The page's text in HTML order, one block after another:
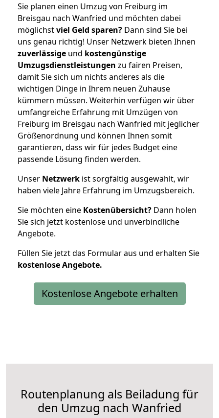
Sie planen einen Umzug von Freiburg im
Breisgau nach Wanfried und möchten dabei
möglichstviel Geld sparen? Dann sind Sie bei
uns genau richtig! Unser Netzwerk bieten Ihnen
zuverlässige und kostengünstige
Umzugsdienstleistungen zu fairen Preisen,
damit Sie sich um nichts anderes als die
wichtigen Dinge in Ihrem neuen Zuhause
kümmern müssen. Weiterhin verfügen wir über
umfangreiche Erfahrung mit Umzügen von
Freiburg im Breisgau nach Wanfried mit jeglicher
Größenordnung und können Ihnen somit
garantieren, dass wir für jedes Budget eine
passende Lösung finden werden.
Unser Netzwerk ist sorgfältig ausgewählt, wir
haben viele Jahre Erfahrung im Umzugsbereich.
Sie möchten eine Kostenübersicht? Dann holen
Sie sich jetzt kostenlose und unverbindliche
Angebote.
Füllen Sie jetzt das Formular aus und erhalten Sie
kostenloseAngebote.
Kostenlose Angebote erhalten
Routenplanung als Beiladung für
den Umzug nach Wanfried